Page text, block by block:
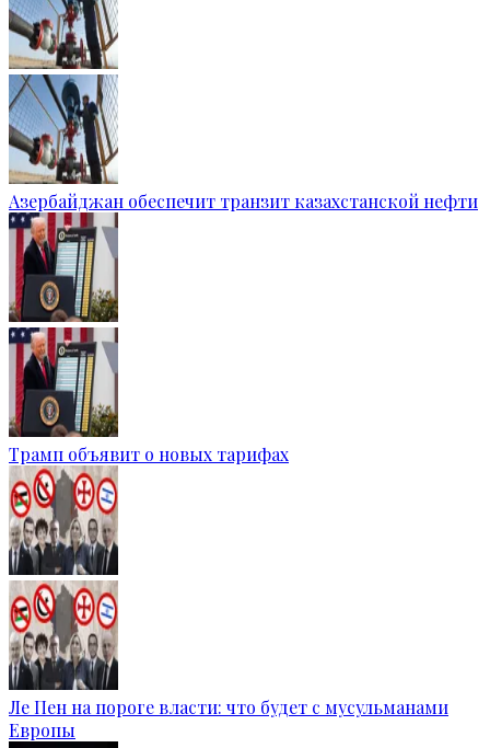
Азербайджан обеспечит транзит казахстанской нефти
Трамп объявит о новых тарифах
Ле Пен на пороге власти: что будет с мусульманами
Европы